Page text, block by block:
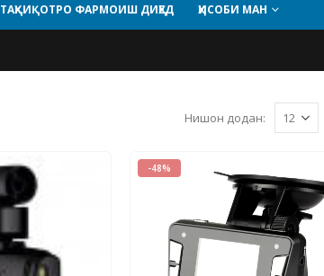
ТАҲҚИҚОТРО ФАРМОИШ ДИҲЕД ҲИСОБИ МАН
Нишон додан:
-48%